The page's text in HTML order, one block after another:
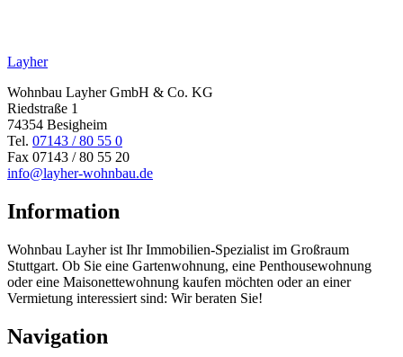
Layher
Wohnbau Layher GmbH & Co. KG
Riedstraße 1
74354 Besigheim
Tel. 07143 / 80 55 0
Fax 07143 / 80 55 20
info@layher-wohnbau.de
Information
Wohnbau Layher ist Ihr Immobilien-Spezialist im Großraum
Stuttgart. Ob Sie eine Gartenwohnung, eine Penthousewohnung
oder eine Maisonettewohnung kaufen möchten oder an einer
Vermietung interessiert sind: Wir beraten Sie!
Navigation